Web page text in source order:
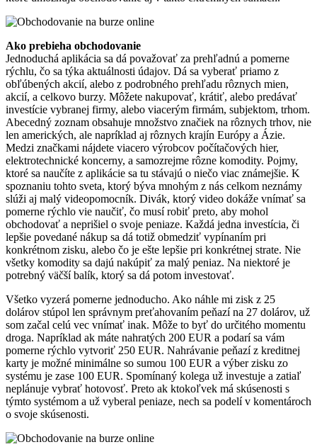
Ako prebieha obchodovanie
Jednoduchá aplikácia sa dá považovať za prehľadnú a pomerne
rýchlu, čo sa týka aktuálnosti údajov. Dá sa vyberať priamo z
obľúbených akcií, alebo z podrobného prehľadu rôznych mien,
akcií, a celkovo burzy. Môžete nakupovať, krátiť, alebo predávať
investície vybranej firmy, alebo viacerým firmám, subjektom, trhom.
Abecedný zoznam obsahuje množstvo značiek na rôznych trhov, nie
len amerických, ale napríklad aj rôznych krajín Európy a Ázie.
Medzi značkami nájdete viacero výrobcov počítačových hier,
elektrotechnické koncerny, a samozrejme rôzne komodity. Pojmy,
ktoré sa naučíte z aplikácie sa tu stávajú o niečo viac známejšie. K
spoznaniu tohto sveta, ktorý býva mnohým z nás celkom neznámy
slúži aj malý videopomocník. Divák, ktorý video dokáže vnímať sa
pomerne rýchlo vie naučiť, čo musí robiť preto, aby mohol
obchodovať a neprišiel o svoje peniaze. Každá jedna investícia, či
lepšie povedané nákup sa dá totiž obmedziť vypínaním pri
konkrétnom zisku, alebo čo je ešte lepšie pri konkrétnej strate. Nie
všetky komodity sa dajú nakúpiť za malý peniaz. Na niektoré je
potrebný väčší balík, ktorý sa dá potom investovať.
Všetko vyzerá pomerne jednoducho. Ako náhle mi zisk z 25
dolárov stúpol len správnym preťahovaním peňazí na 27 dolárov, už
som začal celú vec vnímať inak. Môže to byť do určitého momentu
droga. Napríklad ak máte nahratých 200 EUR a podarí sa vám
pomerne rýchlo vytvoriť 250 EUR. Nahrávanie peňazí z kreditnej
karty je možné minimálne so sumou 100 EUR a výber zisku zo
systému je zase 100 EUR. Spomínaný kolega už investuje a zatiaľ
neplánuje vybrať hotovosť. Preto ak ktokoľvek má skúsenosti s
týmto systémom a už vyberal peniaze, nech sa podelí v komentároch
o svoje skúsenosti.